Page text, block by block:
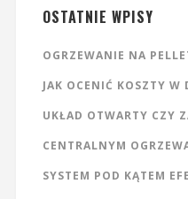
OSTATNIE WPISY
OGRZEWANIE NA
JAK OCENIĆ KOSZTY W
UKŁAD OTWARTY CZY
CENTRALNYM
SYSTEM POD KĄTEM